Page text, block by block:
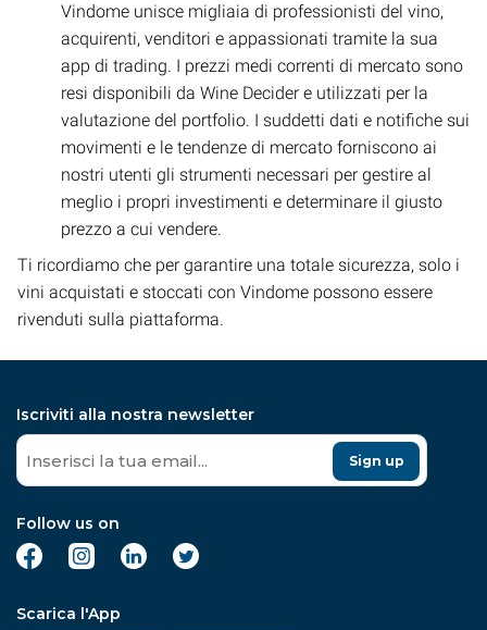
Vindome unisce migliaia di professionisti del vino,
acquirenti, venditori e appassionati tramite la sua
app di trading. I prezzi medi correnti di mercato sono
resi disponibili da Wine Decider e utilizzati per la
valutazione del portfolio. I suddetti dati e notifiche sui
movimenti e le tendenze di mercato forniscono ai
nostri utenti gli strumenti necessari per gestire al
meglio i propri investimenti e determinare il giusto
prezzo a cui vendere.
Ti ricordiamo che per garantire una totale sicurezza, solo i
vini acquistati e stoccati con Vindome possono essere
rivenduti sulla piattaforma.
Iscriviti alla nostra newsletter
Sign up
Follow us on
Scarica l'App